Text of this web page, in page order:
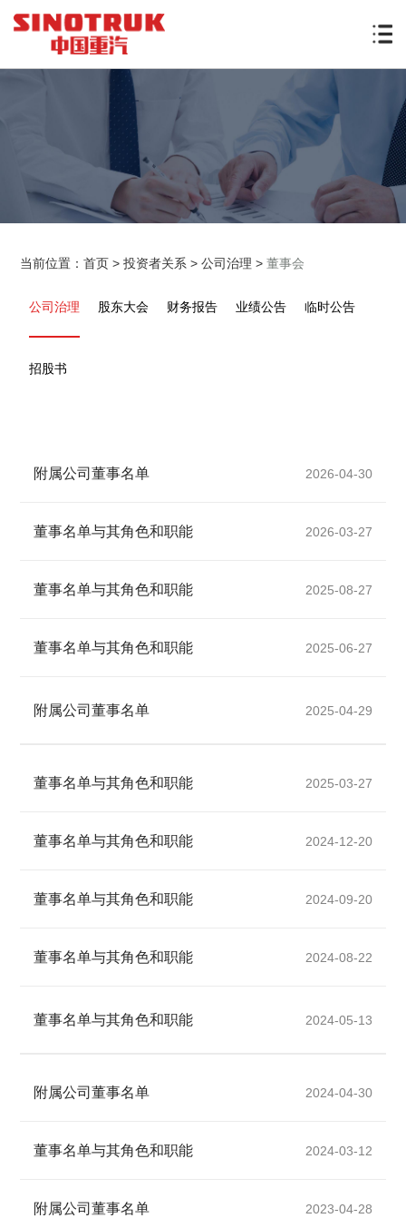
当前位置：首页 >投资者关系 >公司治理 >董事会
公司治理 股东大会 财务报告 业绩公告 临时公告
招股书
附属公司董事名单 2026-04-30
董事名单与其角色和职能 2026-03-27
董事名单与其角色和职能 2025-08-27
董事名单与其角色和职能 2025-06-27
附属公司董事名单 2025-04-29
董事名单与其角色和职能 2025-03-27
董事名单与其角色和职能 2024-12-20
董事名单与其角色和职能 2024-09-20
董事名单与其角色和职能 2024-08-22
董事名单与其角色和职能 2024-05-13
附属公司董事名单 2024-04-30
董事名单与其角色和职能 2024-03-12
附属公司董事名单 2023-04-28